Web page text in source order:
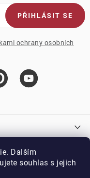
Dalším
souhlas s jejich
ochrany osobních
PŘIHLÁSIT SE